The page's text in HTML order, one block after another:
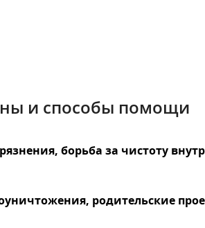
и способы помощи
борьба за чистоту
родительские